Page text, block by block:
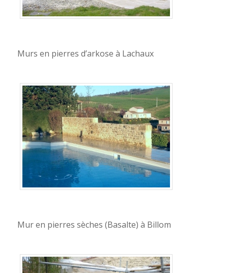
Murs en pierres d’arkose à Lachaux
Mur en pierres sèches (Basalte) à Billom